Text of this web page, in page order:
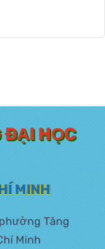
ĐẠI HỌC
MINH
Tăng
Minh